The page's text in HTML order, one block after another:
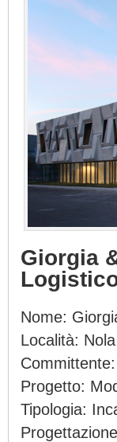
Giorgia
Nome:
Località:
Progetto:
Tipologia: